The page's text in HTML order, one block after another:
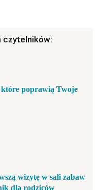
czytelników:
poprawią Twoje
wizytę w sali zabaw
dla rodziców